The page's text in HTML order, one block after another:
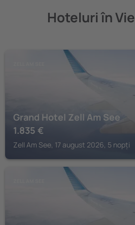
Hoteluri în
Grand Hotel Zell Am See
1.835 €
Zell Am See, 17 august 2026, 5 nopți